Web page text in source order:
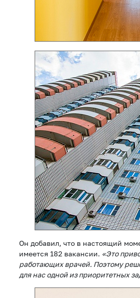
Он добавил, что в настоящий
имеется 182 вакансии. «Это
работающих врачей. Поэтому
для нас одной из приоритетных